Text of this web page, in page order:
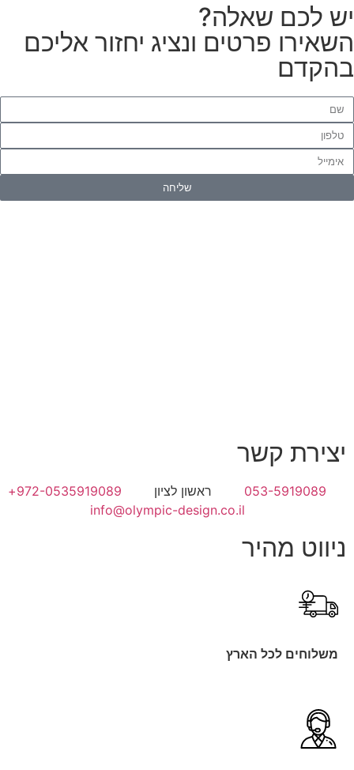
לכם שאלה?
פרטים ונציג יחזור אליכם
שליחה
ניווט מהיר
משלוחים לכל הארץ
יצירת קשר
053-5919089 ראשון לציון
972-0535919089+
info@olympic-design.co.il